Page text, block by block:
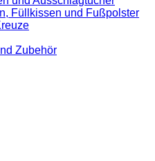
Füllkissen und Fußpolster
Zubehör